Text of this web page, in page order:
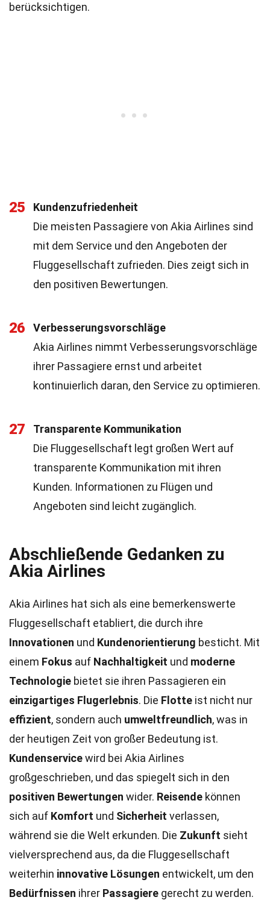
berücksichtigen.
25
Kundenzufriedenheit
Die meisten Passagiere von Akia Airlines sind
mit dem Service und den Angeboten der
Fluggesellschaft zufrieden. Dies zeigt sich in
den positiven Bewertungen.
26
Verbesserungsvorschläge
Akia Airlines nimmt Verbesserungsvorschläge
ihrer Passagiere ernst und arbeitet
kontinuierlich daran, den Service zu optimieren.
27
Transparente Kommunikation
Die Fluggesellschaft legt großen Wert auf
transparente Kommunikation mit ihren
Kunden. Informationen zu Flügen und
Angeboten sind leicht zugänglich.
Abschließende Gedanken zu
Akia Airlines
Akia Airlines hat sich als eine bemerkenswerte
Fluggesellschaft etabliert, die durch ihre
Innovationen und Kundenorientierung besticht. Mit
einem Fokus auf Nachhaltigkeit und moderne
Technologie bietet sie ihren Passagieren ein
einzigartiges Flugerlebnis. Die Flotte ist nicht nur
effizient, sondern auch umweltfreundlich, was in
der heutigen Zeit von großer Bedeutung ist.
Kundenservicewird bei Akia Airlines
großgeschrieben, und das spiegelt sich in den
positiven Bewertungen wider. Reisende können
sich auf Komfort und Sicherheit verlassen,
während sie die Welt erkunden. Die Zukunft sieht
vielversprechend aus, da die Fluggesellschaft
weiterhin innovative Lösungen entwickelt, um den
Bedürfnissen ihrer Passagiere gerecht zu werden.